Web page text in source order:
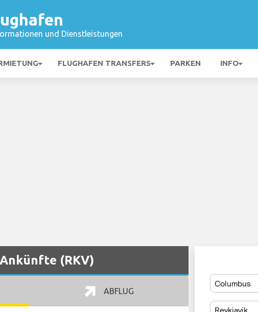
und Dienstleistungen
FLUGHAFEN TRANSFERS PARKEN INFO
(RKV)
ABFLUG